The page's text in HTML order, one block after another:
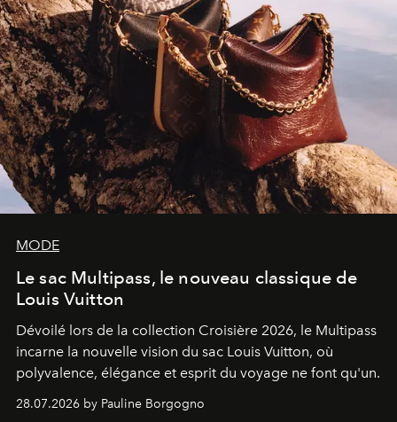
MODE
Le sac Multipass, le nouveau classique de
Louis Vuitton
Dévoilé lors de la collection Croisière 2026, le Multipass
incarne la nouvelle vision du sac Louis Vuitton, où
polyvalence, élégance et esprit du voyage ne font qu'un.
28.07.2026 by Pauline Borgogno